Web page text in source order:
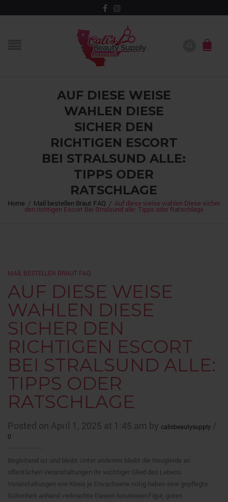
AUF DIESE WEISE
WAHLEN DIESE
SICHER DEN
RICHTIGEN ESCORT
BEI STRALSUND ALLE:
TIPPS ODER
RATSCHLAGE
Home / Mail bestellen Braut FAQ / Auf diese weise wahlen Diese sicher
den richtigen Escort Bei Stralsund alle: Tipps oder Ratschlage
MAIL BESTELLEN BRAUT FAQ
AUF DIESE WEISE
WAHLEN DIESE
SICHER DEN
RICHTIGEN ESCORT
BEI STRALSUND ALLE:
TIPPS ODER
RATSCHLAGE
Posted on April 1, 2025 at 1:45 am by calisbeautysupply /
0
Begleitend ist und bleibt Unter anderem bleibt die Neugierde an
offentlichen Veranstaltungen Ihr wichtiger Glied des Lebens.
Veranstaltungen wie Kinos je Erwachsene notig haben eine gepflegte
Schonheit anhand verkrachte Dasein luxuriosen Figur, guten